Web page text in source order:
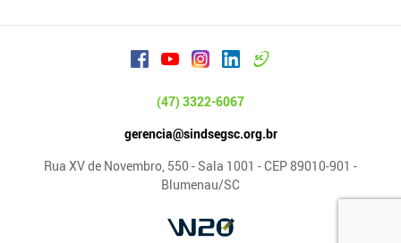
(47) 3322-6067
gerencia@sindsegsc.org.br
Rua XV de Novembro, 550 - Sala 1001 - CEP 89010-901 -
Blumenau/SC